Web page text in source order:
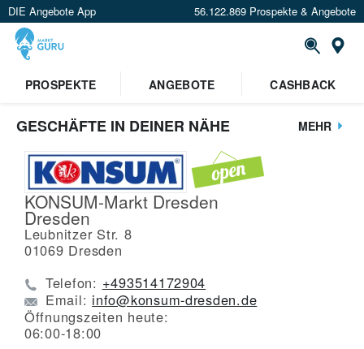
DIE Angebote App 56.122.869 Prospekte & Angebote
PROSPEKTE
ANGEBOTE CASHBACK
GESCHÄFTE IN DEINER NÄHE MEHR
KONSUM-Markt Dresden
Dresden
Leubnitzer Str. 8
01069 Dresden
Telefon: +493514172904
Email: info@konsum-dresden.de
Öffnungszeiten heute:
06:00-18:00